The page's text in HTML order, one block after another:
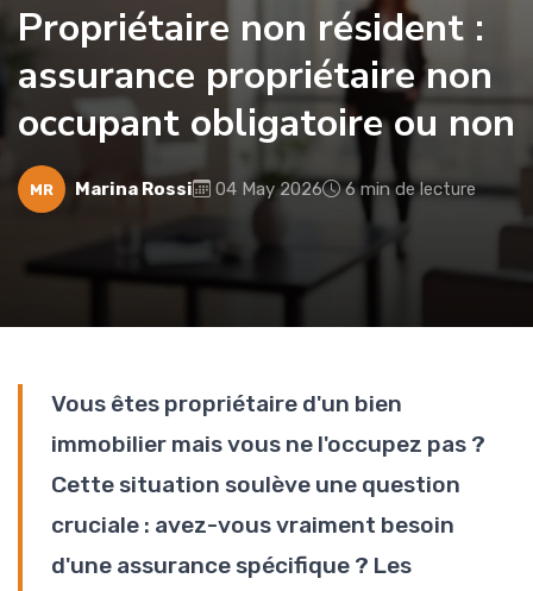
Propriétaire non résident :
assurance propriétaire non
occupant obligatoire ou non
MR Marina Rossi 04 May 2026 6 min de lecture
Vous êtes propriétaire d'un bien
immobilier mais vous ne l'occupez pas ?
Cette situation soulève une question
cruciale : avez-vous vraiment besoin
d'une assurance spécifique ? Les